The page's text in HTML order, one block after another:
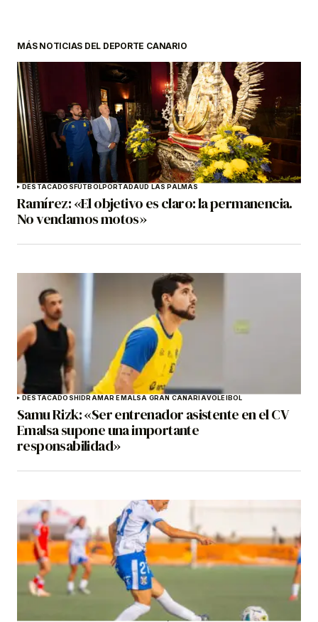
MÁS NOTICIAS DEL DEPORTE CANARIO
DESTACADOSFÚTBOLPORTADAUD LAS PALMAS
Ramírez: «El objetivo es claro: la permanencia.
No vendamos motos»
DESTACADOSHIDRAMAR EMALSA GRAN CANARIAVOLEIBOL
Samu Rizk: «Ser entrenador asistente en el CV
Emalsa supone una importante
responsabilidad»